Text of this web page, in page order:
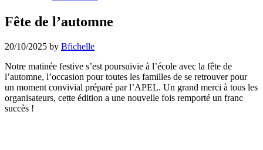
Fête de l’automne
20/10/2025 by Bfichelle
Notre matinée festive s’est poursuivie à l’école avec la fête de
l’automne, l’occasion pour toutes les familles de se retrouver pour
un moment convivial préparé par l’APEL. Un grand merci à tous les
organisateurs, cette édition a une nouvelle fois remporté un franc
succès !